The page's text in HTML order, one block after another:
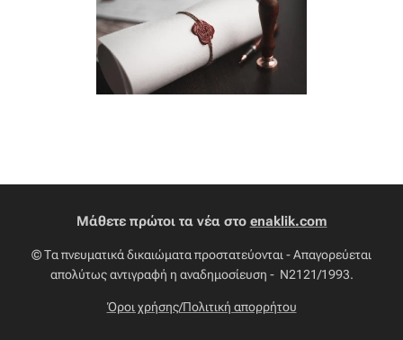
Μάθετε πρώτοι τα νέα στο enaklik.com
© Τα πνευματικά δικαιώματα προστατεύονται - Απαγορεύεται
απολύτως αντιγραφή η αναδημοσίευση - Ν2121/1993.
Όροι χρήσης/Πολιτική απορρήτου